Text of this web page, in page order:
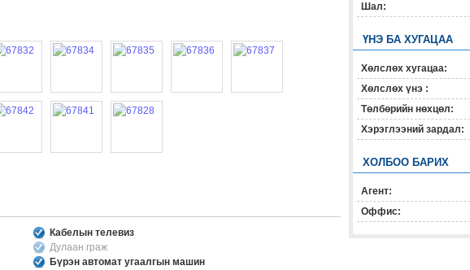
Кабелын телевиз
Дулаан граж
Бүрэн автомат угаалгын машин
Шал:
ҮНЭ БА ХУГАЦАА
Хөлслөх хугацаа:
Хөлслөх үнэ :
Төлбөрийн нөхцөл:
Хэрэглээний зардал:
ХОЛБОО БАРИХ
Агент:
Оффис: